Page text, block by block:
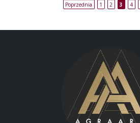
Poprzednia 1 2 3 4